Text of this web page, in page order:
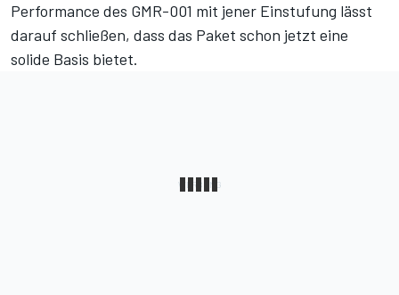
Performance des GMR-001 mit jener Einstufung lässt
darauf schließen, dass das Paket schon jetzt eine
solide Basis bietet.